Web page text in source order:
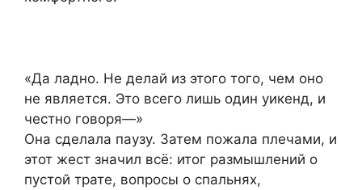
«Да ладно. Не делай из этого того, чем оно
не является. Это всего лишь один уикенд, и
честно говоря—»
Она сделала паузу. Затем пожала плечами, и
этот жест значил всё: итог размышлений о
пустой трате, вопросы о спальнях,